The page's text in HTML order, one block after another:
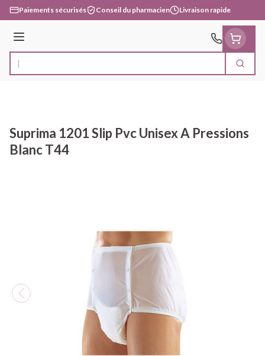
Aller au contenu
Paiements sécurisés Conseil du pharmacien Livraison rapide
Menu
Rechercher
Suprima 1201 Slip Pvc Unisex A Pressions
Blanc T44